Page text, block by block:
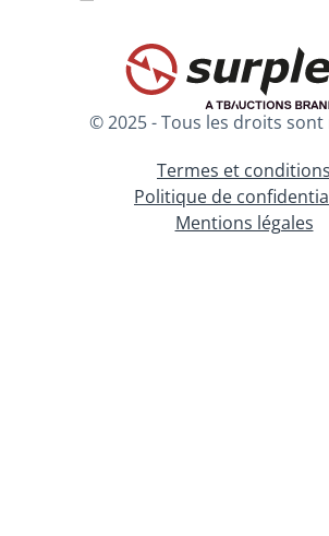
© 2025 - Tous les droits sont
Termes et conditions
Politique de
Mentions légales